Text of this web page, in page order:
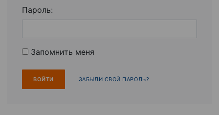
Пароль:
Запомнить меня
ЗАБЫЛИ СВОЙ ПАРОЛЬ?